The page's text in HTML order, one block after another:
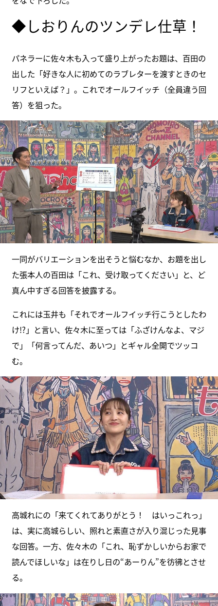
◆しおりんのツンデレ仕草！
パネラーに佐々木も入って盛り上がったお題は、百田の
出した「好きな人に初めてのラブレターを渡すときのセ
リフといえば？」。これでオールフイッチ（全員違う回
答）を狙った。
一同がバリエーションを出そうと悩むなか、お題を出し
た張本人の百田は「これ、受け取ってください」と、ど
真ん中すぎる回答を披露する。
これには玉井も「それでオールフイッチ行こうとしたわ
け!?」と言い、佐々木に至っては「ふざけんなよ、マジ
で」「何言ってんだ、あいつ」とギャル全開でツッコ
む。
高城れにの「来てくれてありがとう！ はいっこれっ」
は、実に高城らしい、照れと素直さが入り混じった見事
な回答。一方、佐々木の「これ、恥ずかしいからお家で
読んでほしいな」は在りし日の“あーりん”を彷彿とさせ
る。